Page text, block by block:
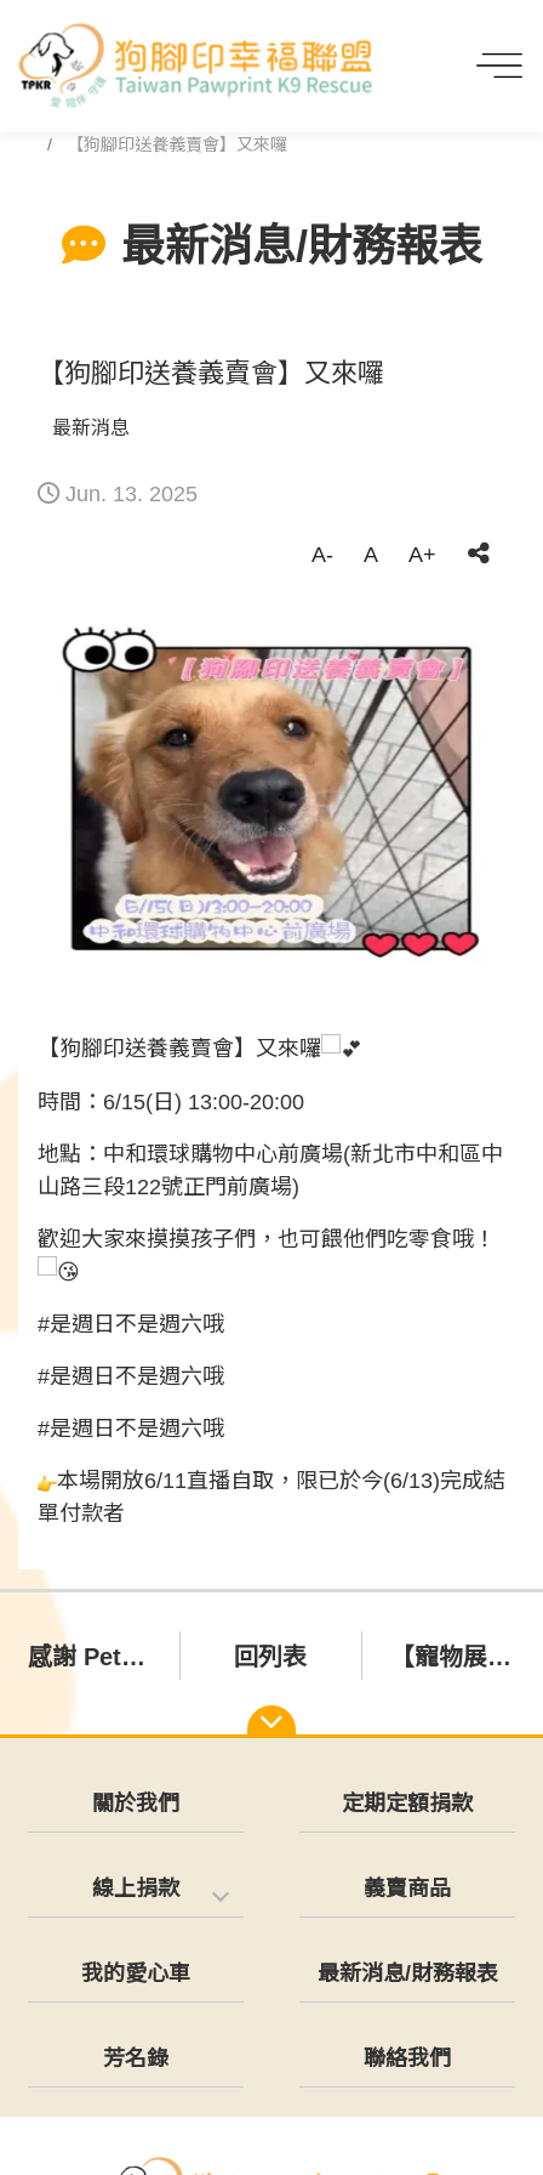
【狗腳印送養義賣會】又來囉
最新消息/財務報表
【狗腳印送養義賣會】又來囉
最新消息
Jun. 13. 2025
A- A A+
【狗腳印送養義賣會】又來囉
時間：6/15(日) 13:00-20:00
地點：中和環球購物中心前廣場(新北市中和區中
山路三段122號正門前廣場)
歡迎大家來摸摸孩子們，也可餵他們吃零食哦！
#是週日不是週六哦
#是週日不是週六哦
#是週日不是週六哦
本場開放6/11直播自取，限已於今(6/13)完成結
單付款者
感謝 Petiia沛緹雅 寵物精品 愛心捐贈 百益康 骨優力 關節保養液 回列表 【寵物展免費門票大贈送】
關於我們 定期定額捐款
線上捐款 義賣商品
我的愛心車 最新消息/財務報表
芳名錄 聯絡我們